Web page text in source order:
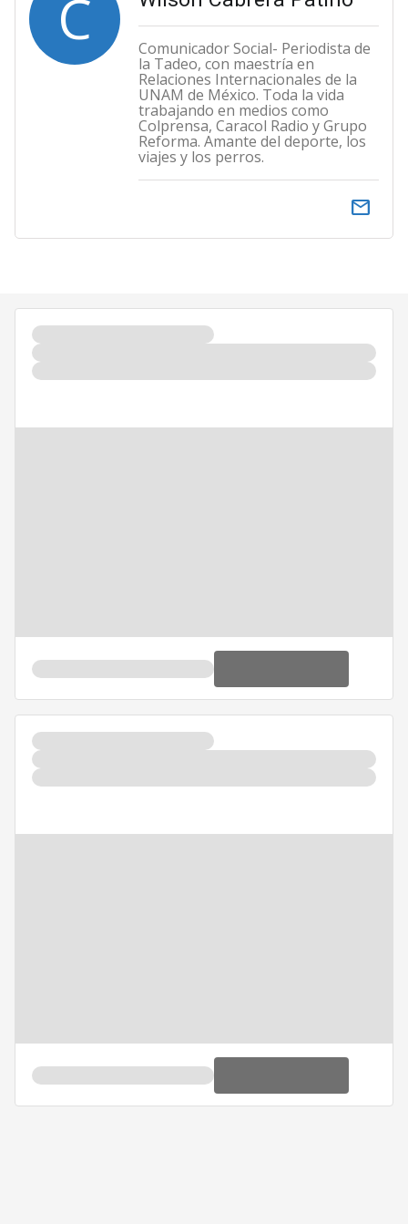
C Comunicador Social- Periodista de
la Tadeo, con maestría en
Relaciones Internacionales de la
UNAM de México. Toda la vida
trabajando en medios como
Colprensa, Caracol Radio y Grupo
Reforma. Amante del deporte, los
viajes y los perros.
email